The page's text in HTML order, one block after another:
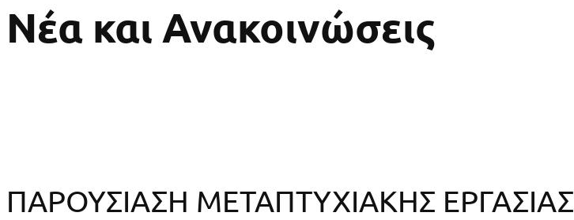
Νέα και Ανακοινώσεις
ΠΑΡΟΥΣΙΑΣΗ ΜΕΤΑΠΤΥΧΙΑΚΗΣ ΕΡΓΑΣΙΑΣ